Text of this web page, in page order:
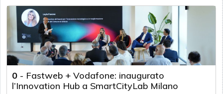
0 - Fastweb + Vodafone: inaugurato
l’Innovation Hub a SmartCityLab Milano